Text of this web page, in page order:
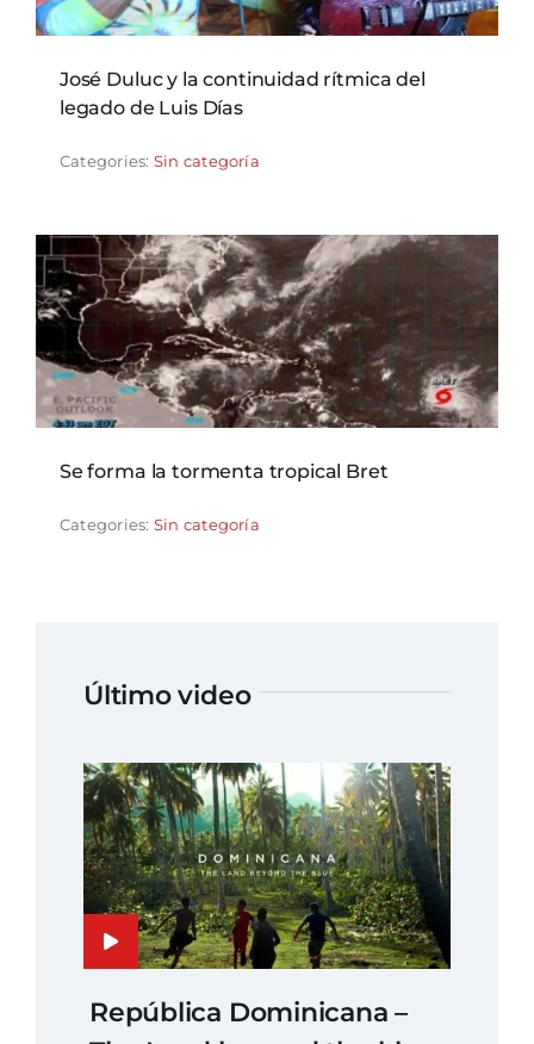
José Duluc y la continuidad rítmica del
legado de Luis Días
Categories: Sin categoría
Se forma la tormenta tropical Bret
Categories: Sin categoría
Último video
República Dominicana –